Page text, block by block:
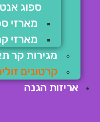
ספוג
מארזי
מארזי
מגירות קר תא
קרטונים
אריזות הגנה